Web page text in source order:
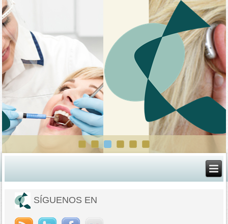
SÍGUENOS EN